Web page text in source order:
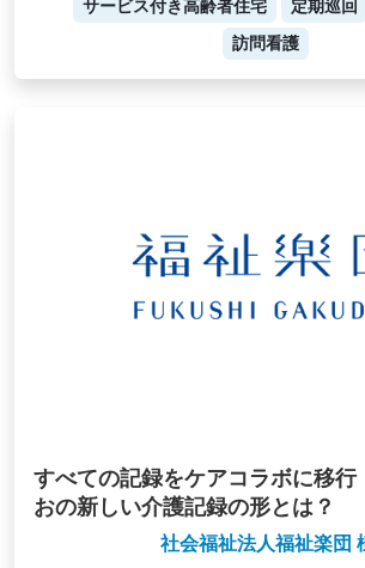
サービス付き高齢者住宅 定期巡回
訪問看護
すべての記録をケアコラボに移行
おの新しい介護記録の形とは？
社会福祉法人福祉楽団